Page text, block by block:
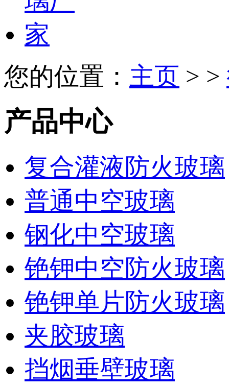
您的位置： 主页 > >
产品中心
复合灌液防火玻璃
普通中空玻璃
钢化中空玻璃
铯钾中空防火玻璃
铯钾单片防火玻璃
夹胶玻璃
挡烟垂壁玻璃